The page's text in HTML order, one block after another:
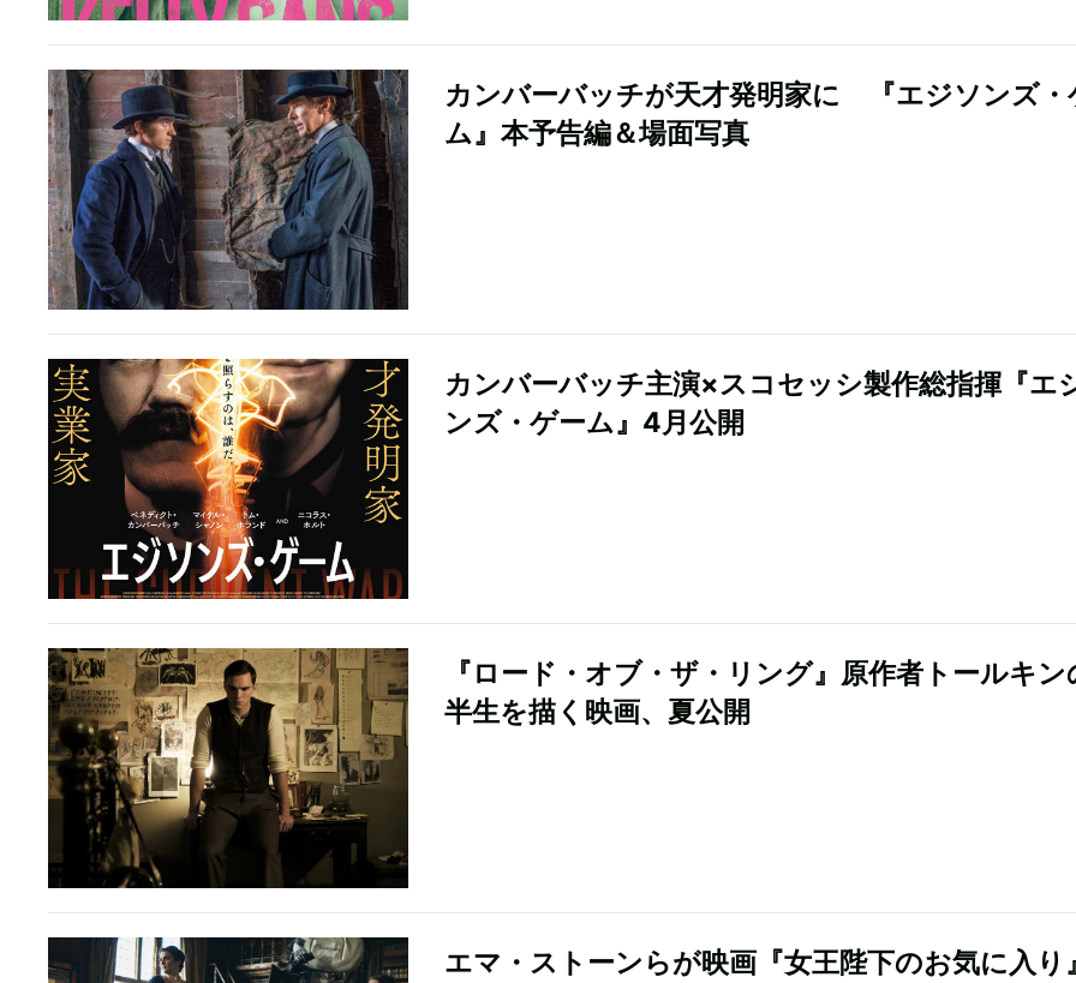
カンバーバッチが天才発明家に 『エジソンズ・
ム』本予告編＆場面写真
カンバーバッチ主演×スコセッシ製作総指揮『エ
ンズ・ゲーム』4月公開
『ロード・オブ・ザ・リング』原作者トールキン
半生を描く映画、夏公開
エマ・ストーンらが映画『女王陛下のお気に入り